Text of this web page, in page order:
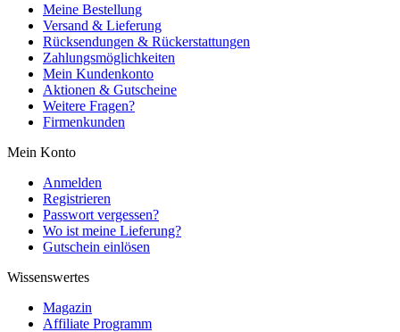
Meine Bestellung
Versand & Lieferung
Rücksendungen & Rückerstattungen
Zahlungsmöglichkeiten
Mein Kundenkonto
Aktionen & Gutscheine
Weitere Fragen?
Firmenkunden
Mein Konto
Anmelden
Registrieren
Passwort vergessen?
Wo ist meine Lieferung?
Gutschein einlösen
Wissenswertes
Magazin
Affiliate Programm